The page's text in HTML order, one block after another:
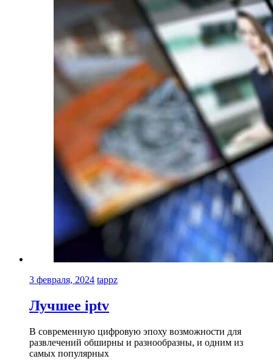
3 февраля, 2024 tappz
Лучшее iptv
В современную цифровую эпоху возможности для
развлечений обширны и разнообразны, и одним из
самых популярных